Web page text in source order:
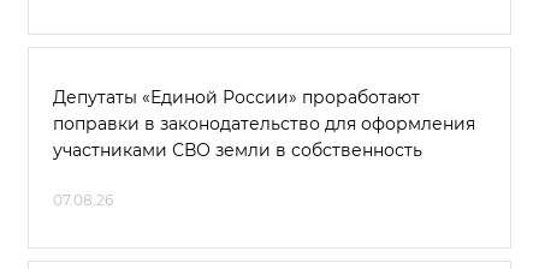
Депутаты «Единой России» проработают
поправки в законодательство для оформления
участниками СВО земли в собственность
07.08.26